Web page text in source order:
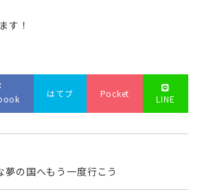
す！
はてブ Pocket LINE
の国へもう一度行こう